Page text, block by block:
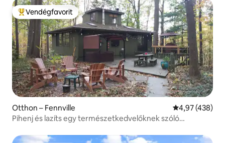
Kiemelt vendégfavorit
Vendégfavorit
Otthon – Fennville Átlagos
4,97 (438)
Pihenj és lazíts egy természetkedvelőknek szóló